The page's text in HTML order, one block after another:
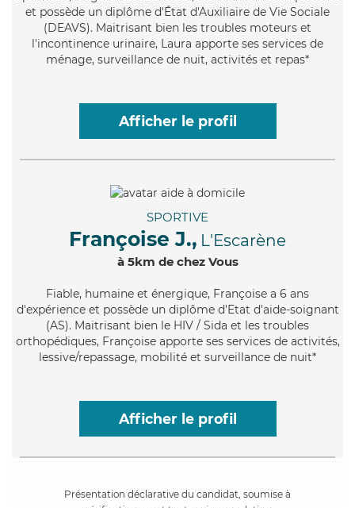
et possède un diplôme d'État d'Auxiliaire de Vie Sociale
(DEAVS). Maitrisant bien les troubles moteurs et
l'incontinence urinaire, Laura apporte ses services de
ménage, surveillance de nuit, activités et repas*
Afficher le profil
SPORTIVE
Françoise J., L'Escarène
à 5km de chez Vous
Fiable, humaine et énergique, Françoise a 6 ans
d'expérience et possède un diplôme d'Etat d'aide-soignant
(AS). Maitrisant bien le HIV / Sida et les troubles
orthopédiques, Françoise apporte ses services de activités,
lessive/repassage, mobilité et surveillance de nuit*
Afficher le profil
Présentation déclarative du candidat, soumise à